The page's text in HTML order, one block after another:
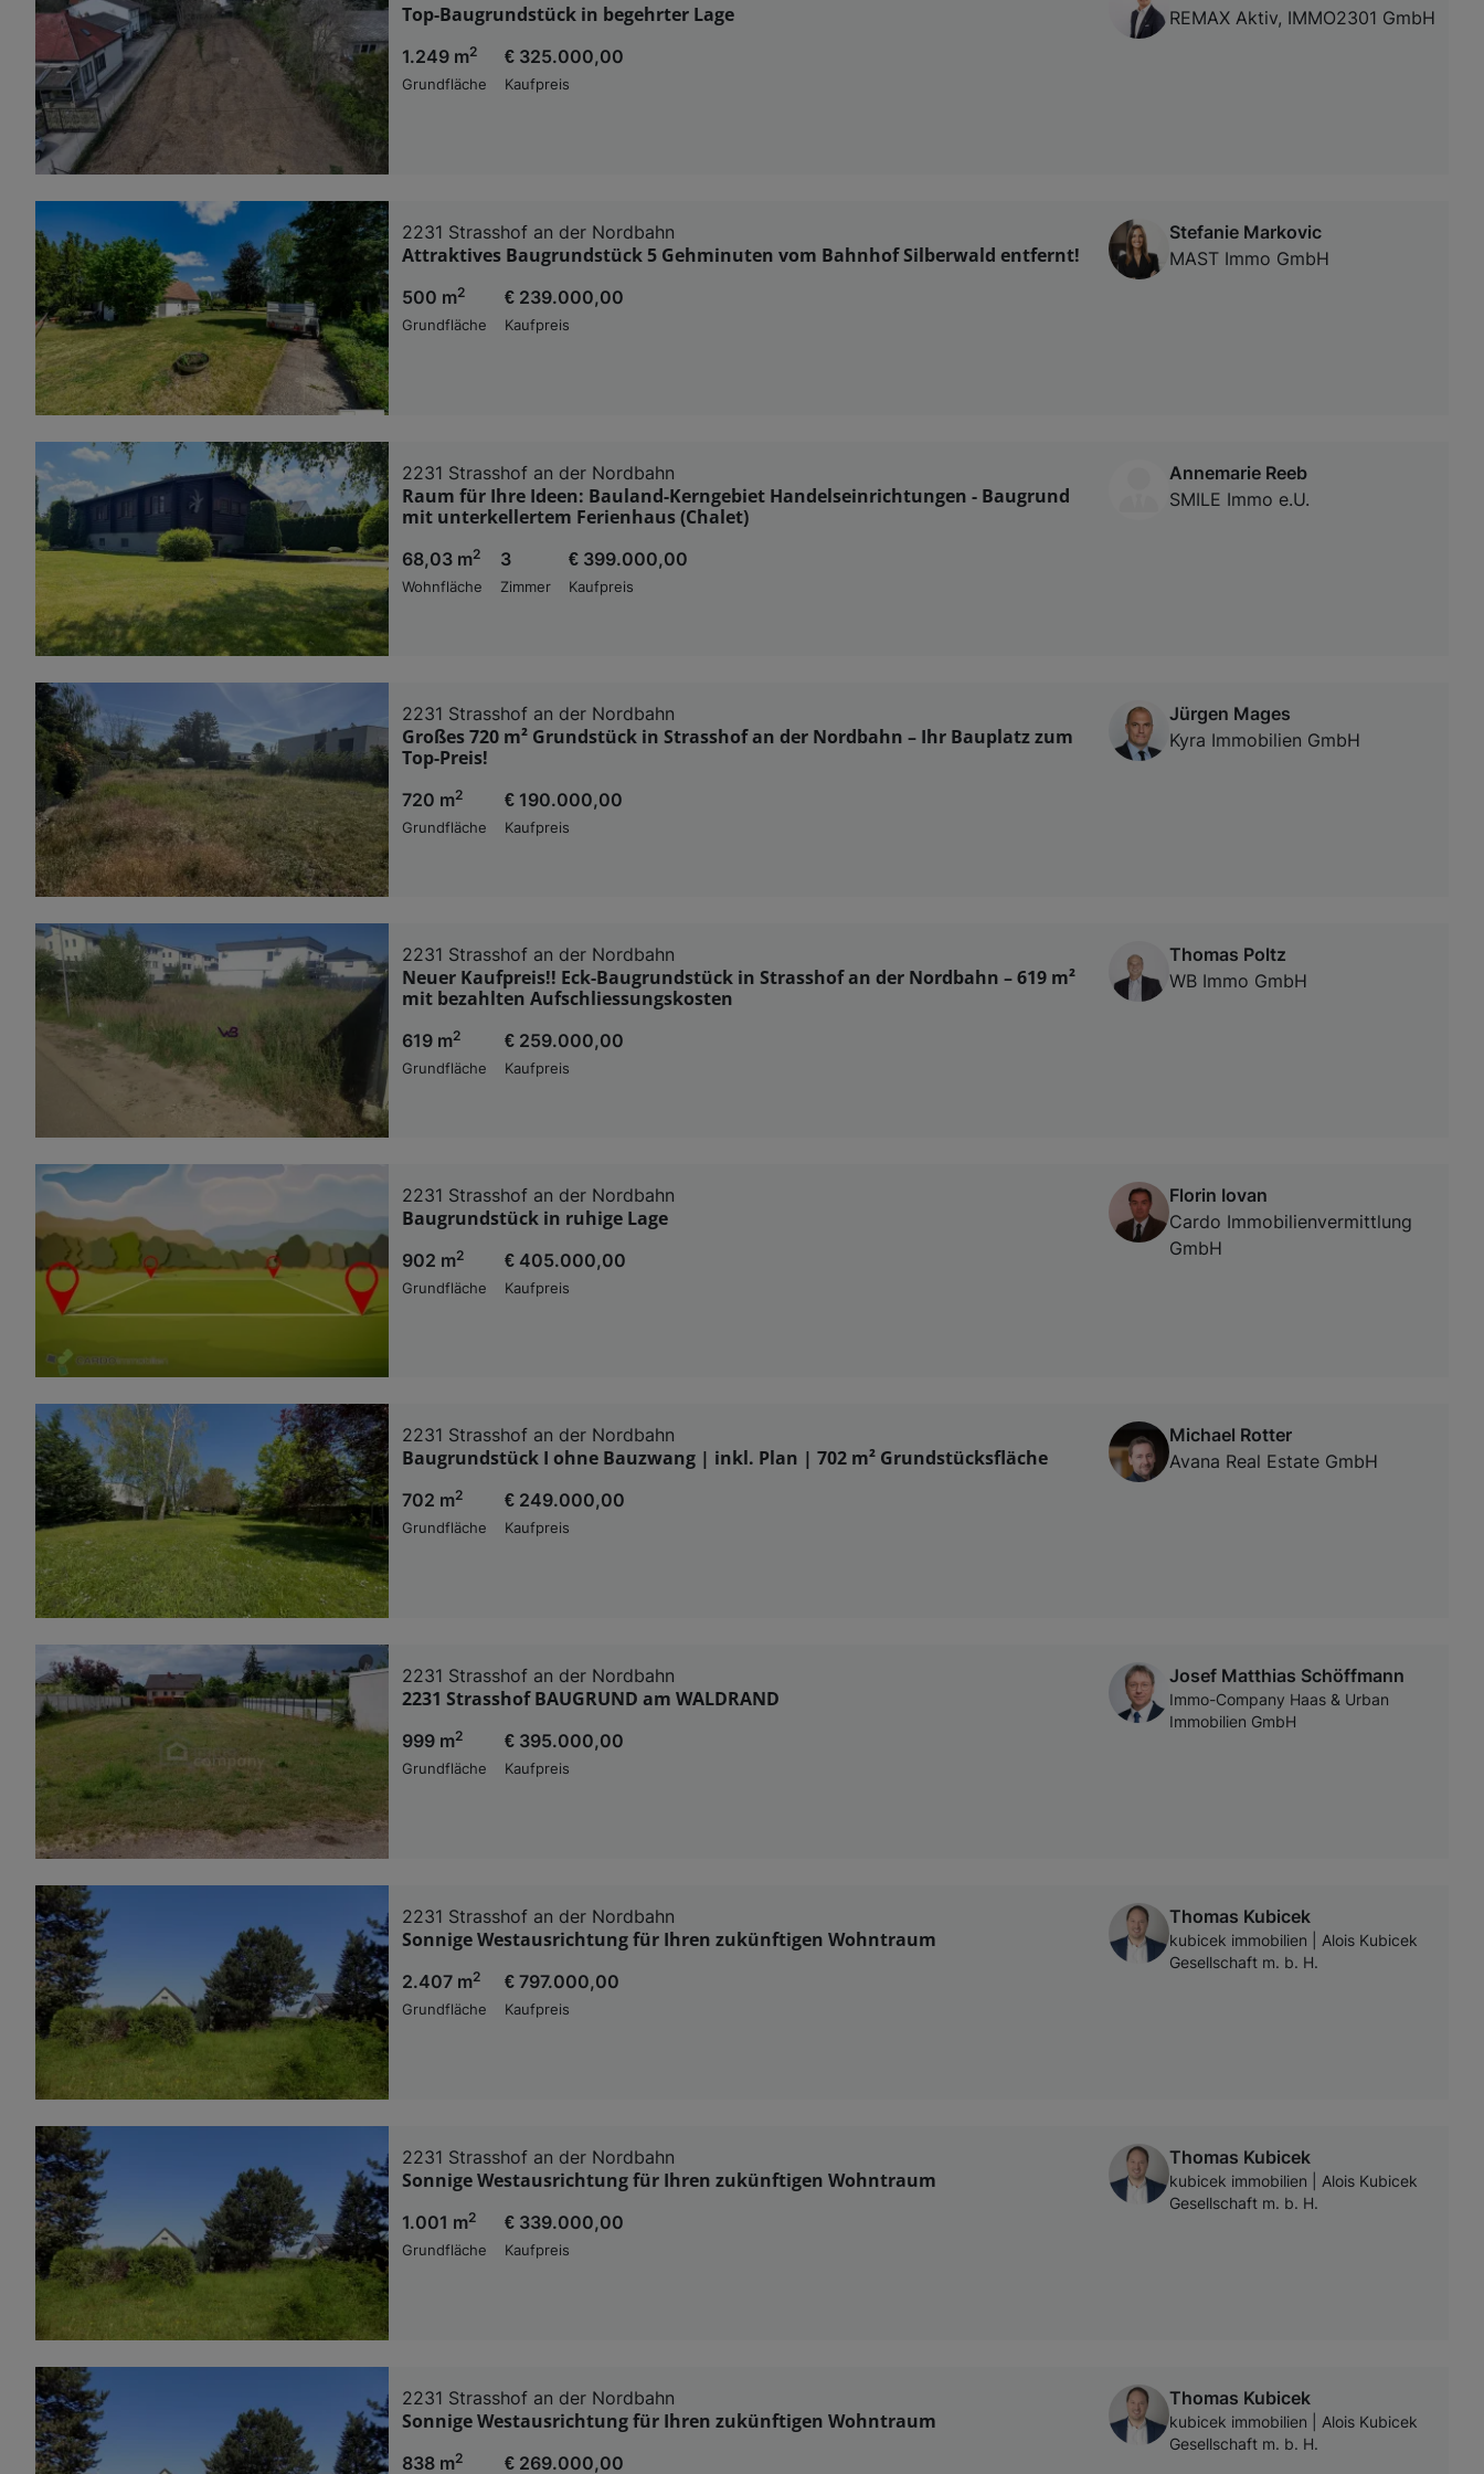
Top-Baugrundstück in begehrter Lage
1.249 m2
Grundfläche
€ 325.000,00
Kaufpreis
REMAX Aktiv, IMMO2301 GmbH
2231 Strasshof an der Nordbahn
Attraktives Baugrundstück 5 Gehminuten vom Bahnhof Silberwald entfernt!
500 m2
Grundfläche
€ 239.000,00
Kaufpreis
Stefanie Markovic
MAST Immo GmbH
2231 Strasshof an der Nordbahn
Raum für Ihre Ideen: Bauland-Kerngebiet Handelseinrichtungen - Baugrund
mit unterkellertem Ferienhaus (Chalet)
68,03 m2
Wohnfläche
3
Zimmer
€ 399.000,00
Kaufpreis
Annemarie Reeb
SMILE Immo e.U.
2231 Strasshof an der Nordbahn
Großes 720 m² Grundstück in Strasshof an der Nordbahn – Ihr Bauplatz zum
Top-Preis!
720 m2
Grundfläche
€ 190.000,00
Kaufpreis
Jürgen Mages
Kyra Immobilien GmbH
2231 Strasshof an der Nordbahn
Neuer Kaufpreis!! Eck-Baugrundstück in Strasshof an der Nordbahn – 619 m²
mit bezahlten Aufschliessungskosten
619 m2
Grundfläche
€ 259.000,00
Kaufpreis
Thomas Poltz
WB Immo GmbH
2231 Strasshof an der Nordbahn
Baugrundstück in ruhige Lage
902 m2
Grundfläche
€ 405.000,00
Kaufpreis
Florin Iovan
Cardo Immobilienvermittlung
GmbH
2231 Strasshof an der Nordbahn
Baugrundstück I ohne Bauzwang | inkl. Plan | 702 m² Grundstücksfläche
702 m2
Grundfläche
€ 249.000,00
Kaufpreis
Michael Rotter
Avana Real Estate GmbH
2231 Strasshof an der Nordbahn
2231 Strasshof BAUGRUND am WALDRAND
999 m2
Grundfläche
€ 395.000,00
Kaufpreis
Josef Matthias Schöffmann
Immo-Company Haas & Urban
Immobilien GmbH
2231 Strasshof an der Nordbahn
Sonnige Westausrichtung für Ihren zukünftigen Wohntraum
2.407 m2
Grundfläche
€ 797.000,00
Kaufpreis
Thomas Kubicek
kubicek immobilien | Alois Kubicek
Gesellschaft m. b. H.
2231 Strasshof an der Nordbahn
Sonnige Westausrichtung für Ihren zukünftigen Wohntraum
1.001 m2
Grundfläche
€ 339.000,00
Kaufpreis
Thomas Kubicek
kubicek immobilien | Alois Kubicek
Gesellschaft m. b. H.
2231 Strasshof an der Nordbahn
Sonnige Westausrichtung für Ihren zukünftigen Wohntraum
838 m2 € 269.000,00
Thomas Kubicek
kubicek immobilien | Alois Kubicek
Gesellschaft m. b. H.